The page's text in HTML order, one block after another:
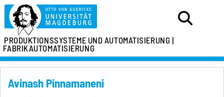
PRODUKTIONSSYSTEMEUND AUTOMATISIERUNG |
FABRIKAUTOMATISIERUNG
Avinash Pinnamaneni